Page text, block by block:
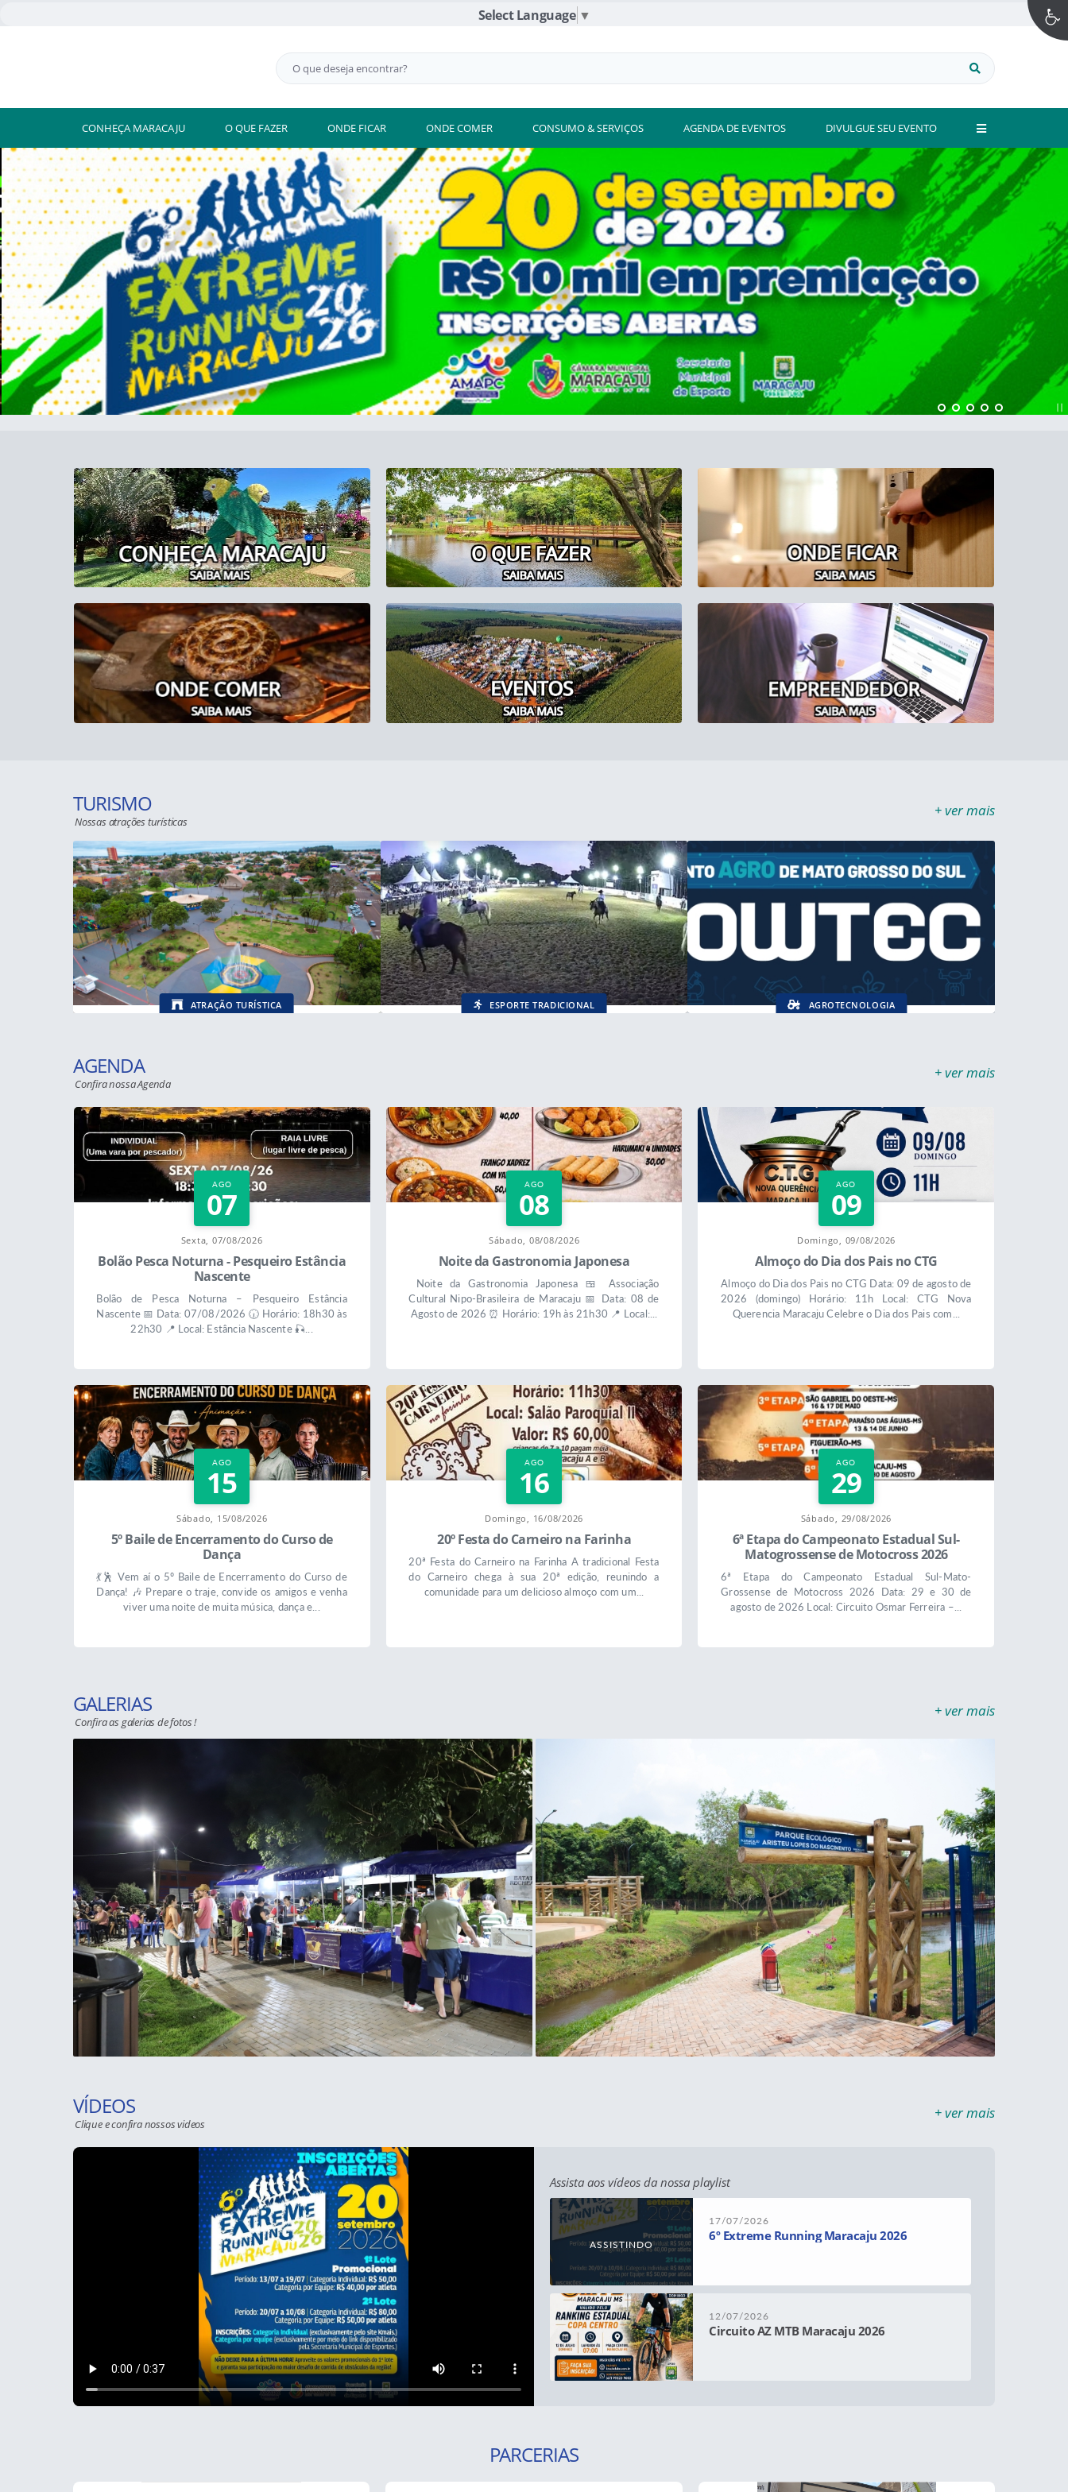
Select Language ▼
CONHEÇA MARACAJU O QUE FAZER ONDE FICAR ONDE COMER CONSUMO & SERVIÇOS AGENDA DE EVENTOS DIVULGUE SEU EVENTO
TURISMO
Nossas atrações turísticas
+ ver mais
ATRAÇÃO TURÍSTICA
Praça Central Nestor Pires Barbosa
ESPORTE TRADICIONAL
Encontro Estadual de Laço Comprido
AGROTECNOLOGIA
Showtec
AGENDA
Confira nossa Agenda
+ ver mais
AGO
07
Sexta, 07/08/2026
Bolão Pesca Noturna - Pesqueiro Estância
Nascente
Bolão de Pesca Noturna – Pesqueiro Estância
Nascente 📅 Data: 07/08/2026 🕡 Horário: 18h30 às
22h30 📍 Local: Estância Nascente 🎣...
AGO
08
Sábado, 08/08/2026
Noite da Gastronomia Japonesa
Noite da Gastronomia Japonesa 🍱 Associação
Cultural Nipo-Brasileira de Maracaju 📅 Data: 08 de
Agosto de 2026 ⏰ Horário: 19h às 21h30 📍 Local:...
AGO
09
Domingo, 09/08/2026
Almoço do Dia dos Pais no CTG
Almoço do Dia dos Pais no CTG Data: 09 de agosto de
2026 (domingo) Horário: 11h Local: CTG Nova
Querencia Maracaju Celebre o Dia dos Pais com...
AGO
15
Sábado, 15/08/2026
5º Baile de Encerramento do Curso de
Dança
💃🕺 Vem aí o 5º Baile de Encerramento do Curso de
Dança! 🎶 Prepare o traje, convide os amigos e venha
viver uma noite de muita música, dança e...
AGO
16
Domingo, 16/08/2026
20º Festa do Carneiro na Farinha
20ª Festa do Carneiro na Farinha A tradicional Festa
do Carneiro chega à sua 20ª edição, reunindo a
comunidade para um delicioso almoço com um...
AGO
29
Sábado, 29/08/2026
6ª Etapa do Campeonato Estadual Sul-
Matogrossense de Motocross 2026
6ª Etapa do Campeonato Estadual Sul-Mato-
Grossense de Motocross 2026 Data: 29 e 30 de
agosto de 2026 Local: Circuito Osmar Ferreira –...
GALERIAS
Confira as galerias de fotos !
+ ver mais
VÍDEOS
Clique e confira nossos videos
+ ver mais
Assista aos vídeos da nossa playlist
ASSISTINDO
17/07/2026
6º Extreme Running Maracaju 2026
12/07/2026
Circuito AZ MTB Maracaju 2026
PARCERIAS